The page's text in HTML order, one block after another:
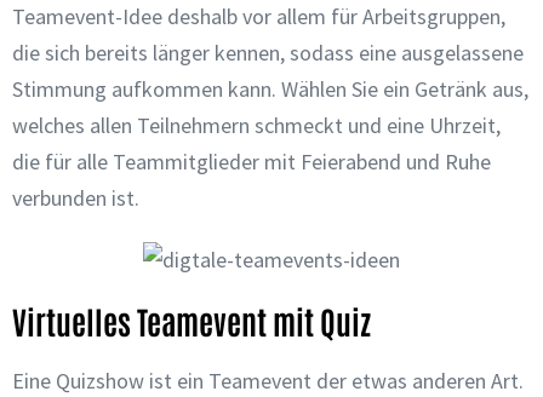
Teamevent-Idee deshalb vor allem für Arbeitsgruppen,
die sich bereits länger kennen, sodass eine ausgelassene
Stimmung aufkommen kann. Wählen Sie ein Getränk aus,
welches allen Teilnehmern schmeckt und eine Uhrzeit,
die für alle Teammitglieder mit Feierabend und Ruhe
verbunden ist.
Virtuelles Teamevent mit Quiz
Eine Quizshow ist ein Teamevent der etwas anderen Art.